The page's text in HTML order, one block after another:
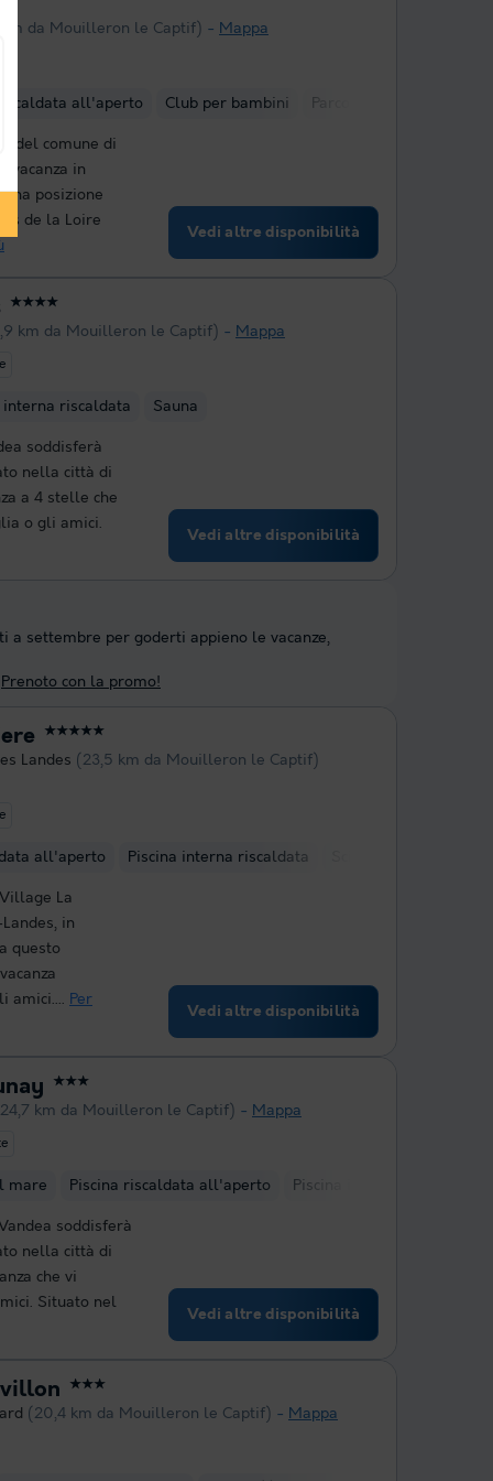
km da Mouilleron le Captif)
Mappa
riscaldata all'aperto Club per bambini Parco acquatico
del comune di
vacanza in
posizione
de la Loire
Vedi altre disponibilità
★★★★
km da Mouilleron le Captif) Mappa
interna riscaldata Sauna
soddisferà
nella città di
a 4 stelle che
o gli amici.
Vedi altre disponibilità
★★★★★
Landes (23,5 km da Mouilleron le Captif)
all'aperto Piscina interna riscaldata
La
in
questo
amici.... Per
Vedi altre disponibilità
★★★
km da Mouilleron le Captif) Mappa
mare Piscina riscaldata all'aperto Piscina interna riscaldata
soddisferà
nella città di
che vi
Situato nel
Vedi altre disponibilità
★★★
(20,4 km da Mouilleron le Captif)
Mappa
settembre per goderti appieno le vacanze,
Prenoto con la promo!